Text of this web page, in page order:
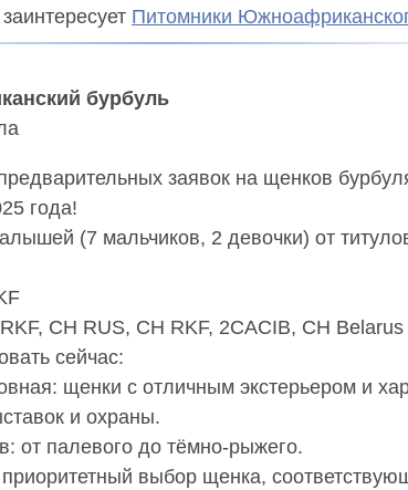
Питомники
бурбуль
заявок на щенков
года!
(7 мальчиков, 2 девочки) от
CH RUS, CH RKF, 2CACIB, CH Belarus
сейчас:
щенки с отличным экстерьером и
и охраны.
от палевого до тёмно-рыжего.
выбор щенка,